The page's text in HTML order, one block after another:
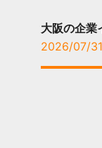
大阪の企業
2026/07/31